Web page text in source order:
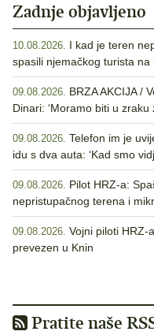
Zadnje objavljeno
10.08.2026. I kad je teren
spasili njemačkog turista na
09.08.2026. BRZA AKCIJA /
Dinari: ‘Moramo biti u zraku
09.08.2026. Telefon im je
idu s dva auta: ‘Kad smo
09.08.2026. Pilot HRZ-a:
nepristupačnog terena i
09.08.2026. Vojni piloti HRZ-
prevezen u Knin
Pratite naše